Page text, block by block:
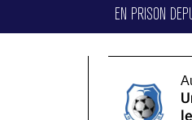
EN PRISON